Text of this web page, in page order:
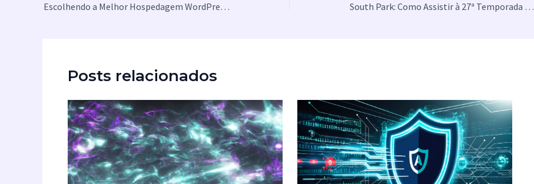
Escolhendo a Melhor Hospedagem WordPress para 2025: Guia Completo South Park: Como Assistir à 27ª Temporada Sem TV a Cabo
Posts relacionados